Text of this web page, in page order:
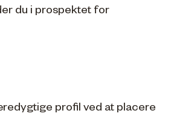
du i prospektet for
profil ved at placere